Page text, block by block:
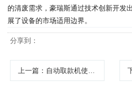
的清废需求，豪瑞斯通过技术创新开发
展了设备的市场适用边界。
分享到：
上一篇 ：自动取款机使用指南与品牌推荐